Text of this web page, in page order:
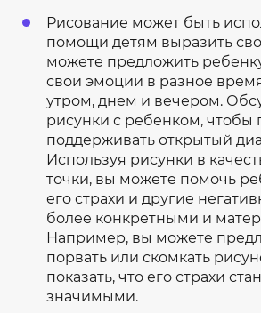
Рисование может быть
помощи детям выразить
можете предложить
свои эмоции в разное
утром, днем и вечером.
рисунки с ребенком, чтобы
поддерживать открытый
Используя рисунки в
точки, вы можете помочь
его страхи и другие
более конкретными и
Например, вы можете
порвать или скомкать
показать, что его страхи
значимыми.